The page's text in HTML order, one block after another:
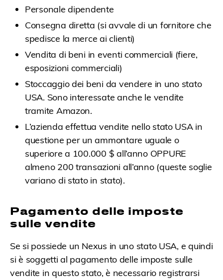
Personale dipendente
Consegna diretta (si avvale di un fornitore che
spedisce la merce ai clienti)
Vendita di beni in eventi commerciali (fiere,
esposizioni commerciali)
Stoccaggio dei beni da vendere in uno stato
USA. Sono interessate anche le vendite
tramite Amazon.
L’azienda effettua vendite nello stato USA in
questione per un ammontare uguale o
superiore a 100.000 $ all’anno OPPURE
almeno 200 transazioni all’anno (queste soglie
variano di stato in stato).
Pagamento delle imposte
sulle vendite
Se si possiede un Nexus in uno stato USA, e quindi
si è soggetti al pagamento delle imposte sulle
vendite in questo stato, è necessario registrarsi